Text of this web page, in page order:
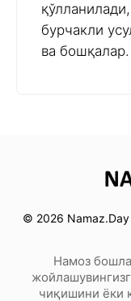
бурчакли
ва бошқалар.
© 2026 Namaz.Day
Намоз
чиқишини ёки